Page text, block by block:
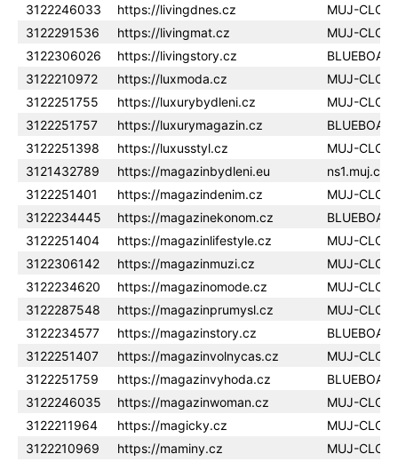
3122246033
https://livingdnes.cz
MUJ-
3122291536
https://livingmat.cz
MUJ-
3122306026
https://livingstory.cz
3122210972
https://luxmoda.cz
MUJ-
3122251755
https://luxurybydleni.cz
MUJ-
3122251757
https://luxurymagazin.cz
3122251398
https://luxusstyl.cz
MUJ-
3121432789
https://magazinbydleni.eu
3122251401
https://magazindenim.cz
MUJ-
3122234445
https://magazinekonom.cz
3122251404
https://magazinlifestyle.cz
MUJ-
3122306142
https://magazinmuzi.cz
MUJ-
3122234620
https://magazinomode.cz
MUJ-
3122287548
https://magazinprumysl.cz
MUJ-
3122234577
https://magazinstory.cz
3122251407
https://magazinvolnycas.cz
MUJ-
3122251759
https://magazinvyhoda.cz
3122246035
https://magazinwoman.cz
MUJ-
3122211964
https://magicky.cz
MUJ-
3122210969
https://maminy.cz
MUJ-